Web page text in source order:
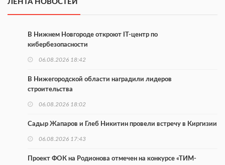
ЛЕНТА НОВОСТЕЙ
В Нижнем Новгороде откроют IT-центр по
кибербезопасности
06.08.2026 18:42
В Нижегородской области наградили лидеров
строительства
06.08.2026 18:02
Садыр Жапаров и Глеб Никитин провели встречу в Киргизии
06.08.2026 17:43
Проект ФОК на Родионова отмечен на конкурсе «ТИМ-